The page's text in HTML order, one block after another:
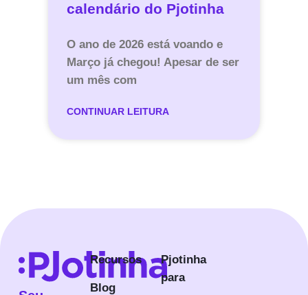
calendário do Pjotinha
O ano de 2026 está voando e
Março já chegou! Apesar de ser
um mês com
CONTINUAR LEITURA
Recursos
Blog
Pjotinha
para